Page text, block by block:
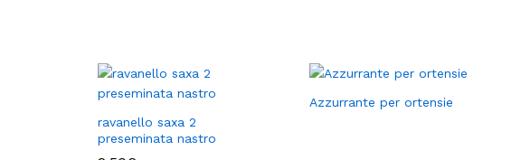
ravanello saxa 2
preseminata nastro
Azzurrante per ortensie